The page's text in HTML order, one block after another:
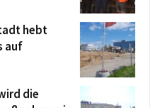
hebt
auf
die